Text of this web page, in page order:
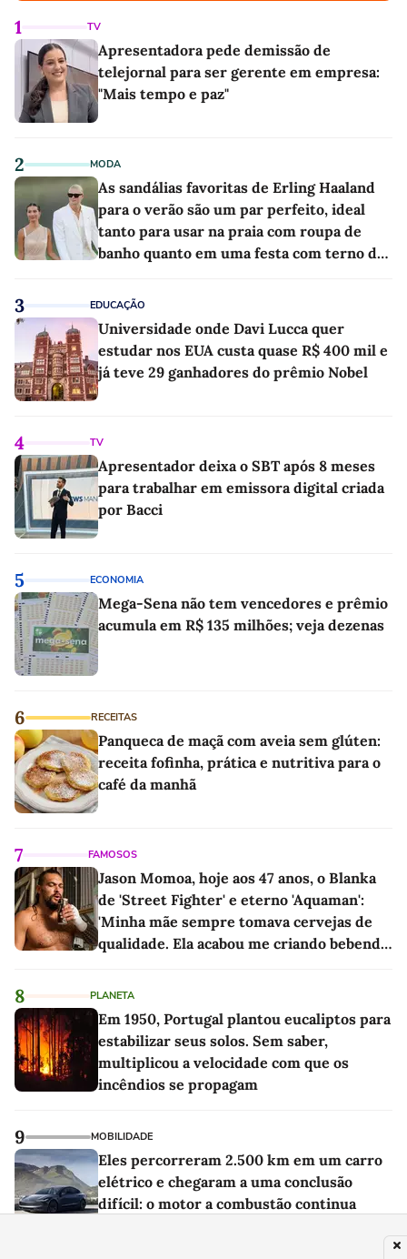
1 TV
Apresentadora pede demissão de
telejornal para ser gerente em empresa:
"Mais tempo e paz"
2 MODA
As sandálias favoritas de Erling Haaland
para o verão são um par perfeito, ideal
tanto para usar na praia com roupa de
banho quanto em uma festa com terno de
3 EDUCAÇÃO
Universidade onde Davi Lucca quer
estudar nos EUA custa quase R$ 400 mil e
já teve 29 ganhadores do prêmio Nobel
4 TV
Apresentador deixa o SBT após 8 meses
para trabalhar em emissora digital criada
por Bacci
5 ECONOMIA
Mega-Sena não tem vencedores e prêmio
acumula em R$ 135 milhões; veja dezenas
6 RECEITAS
Panqueca de maçã com aveia sem glúten:
receita fofinha, prática e nutritiva para o
café da manhã
7 FAMOSOS
Jason Momoa, hoje aos 47 anos, o Blanka
de 'Street Fighter' e eterno 'Aquaman':
'Minha mãe sempre tomava cervejas de
qualidade. Ela acabou me criando bebendo
8 PLANETA
Em 1950, Portugal plantou eucaliptos para
estabilizar seus solos. Sem saber,
multiplicou a velocidade com que os
incêndios se propagam
9 MOBILIDADE
Eles percorreram 2.500 km em um carro
elétrico e chegaram a uma conclusão
difícil: o motor a combustão continua